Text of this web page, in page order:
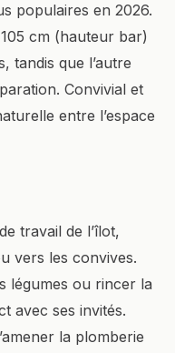
populaires en 2026.
cm (hauteur bar)
tandis que l’autre
Convivial et
entre l’espace
travail de l’îlot,
vers les convives.
légumes ou rincer la
avec ses invités.
la plomberie